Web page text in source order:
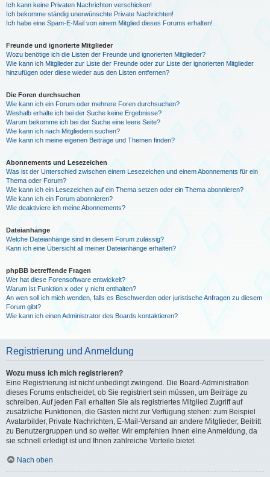
Ich kann keine Privaten Nachrichten verschicken!
Ich bekomme ständig unerwünschte Private Nachrichten!
Ich habe eine Spam-E-Mail von einem Mitglied dieses Forums erhalten!
Freunde und ignorierte Mitglieder
Wozu benötige ich die Listen der Freunde und ignorierten Mitglieder?
Wie kann ich Mitglieder zur Liste der Freunde oder zur Liste der ignorierten Mitglieder
hinzufügen oder diese wieder aus den Listen entfernen?
Die Foren durchsuchen
Wie kann ich ein Forum oder mehrere Foren durchsuchen?
Weshalb erhalte ich bei der Suche keine Ergebnisse?
Warum bekomme ich bei der Suche eine leere Seite?
Wie kann ich nach Mitgliedern suchen?
Wie kann ich meine eigenen Beiträge und Themen finden?
Abonnements und Lesezeichen
Was ist der Unterschied zwischen einem Lesezeichen und einem Abonnements für ein
Thema oder Forum?
Wie kann ich ein Lesezeichen auf ein Thema setzen oder ein Thema abonnieren?
Wie kann ich ein Forum abonnieren?
Wie deaktiviere ich meine Abonnements?
Dateianhänge
Welche Dateianhänge sind in diesem Forum zulässig?
Kann ich eine Übersicht all meiner Dateianhänge erhalten?
phpBB betreffende Fragen
Wer hat diese Forensoftware entwickelt?
Warum ist Funktion x oder y nicht enthalten?
An wen soll ich mich wenden, falls es Beschwerden oder juristische Anfragen zu diesem
Forum gibt?
Wie kann ich einen Administrator des Boards kontaktieren?
Registrierung und Anmeldung
Wozu muss ich mich registrieren?
Eine Registrierung ist nicht unbedingt zwingend. Die Board-Administration
dieses Forums entscheidet, ob Sie registriert sein müssen, um Beiträge zu
schreiben. Auf jeden Fall erhalten Sie als registriertes Mitglied Zugriff auf
zusätzliche Funktionen, die Gästen nicht zur Verfügung stehen: zum Beispiel
Avatarbilder, Private Nachrichten, E-Mail-Versand an andere Mitglieder, Beitritt
zu Benutzergruppen und so weiter. Wir empfehlen Ihnen eine Anmeldung, da
sie schnell erledigt ist und Ihnen zahlreiche Vorteile bietet.
Nach oben